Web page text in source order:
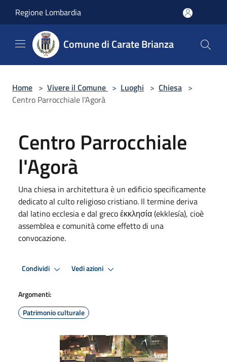
Regione Lombardia
Comune di Carate Brianza
Home > Vivere il Comune > Luoghi > Chiesa >
Centro Parrocchiale l'Agorà
Centro Parrocchiale
l'Agorà
Una chiesa in architettura è un edificio specificamente
dedicato al culto religioso cristiano. Il termine deriva
dal latino ecclesia e dal greco ἐκκλησία (ekklesía), cioè
assemblea e comunità come effetto di una
convocazione.
Condividi Vedi azioni
Argomenti:
Patrimonio culturale